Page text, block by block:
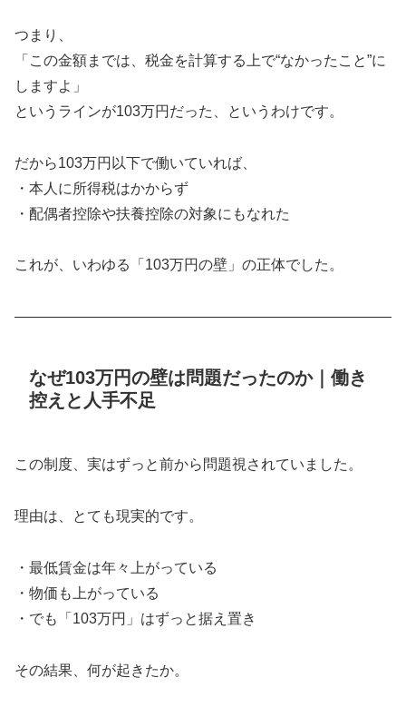
つまり、
「この金額までは、税金を計算する上で“なかったこと”に
しますよ」
というラインが103万円だった、というわけです。
だから103万円以下で働いていれば、
・本人に所得税はかからず
・配偶者控除や扶養控除の対象にもなれた
これが、いわゆる「103万円の壁」の正体でした。
――――――――――――――――――――――――――
なぜ103万円の壁は問題だったのか｜働き
控えと人手不足
この制度、実はずっと前から問題視されていました。
理由は、とても現実的です。
・最低賃金は年々上がっている
・物価も上がっている
・でも「103万円」はずっと据え置き
その結果、何が起きたか。